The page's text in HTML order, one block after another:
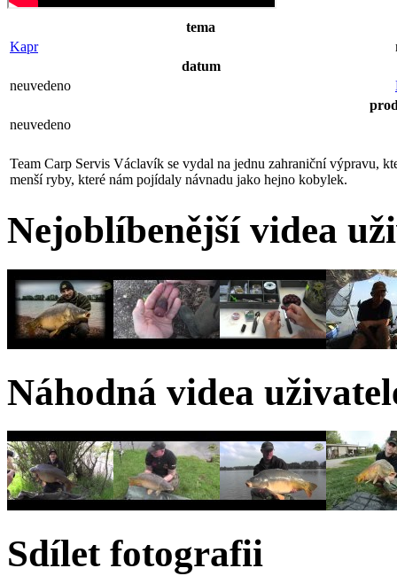
tema
Kapr
datum
neuvedeno
neuvedeno
Team Carp Servis Václavík se vydal na jednu zahraniční výpravu,
menší ryby, které nám pojídaly návnadu jako hejno kobylek.
Nejoblíbenější videa
Náhodná videa
Sdílet fotografii